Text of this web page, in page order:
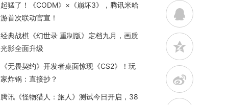
起猛了！《CODM》×《崩坏3》，腾讯米哈
游首次联动官宣！
经典战棋《幻世录 重制版》定档九月，画质
光影全面升级
《无畏契约》开发者桌面惊现《CS2》！玩
家炸锅：直接抄？
腾讯《怪物猎人：旅人》测试今日开启，38
q
z
t